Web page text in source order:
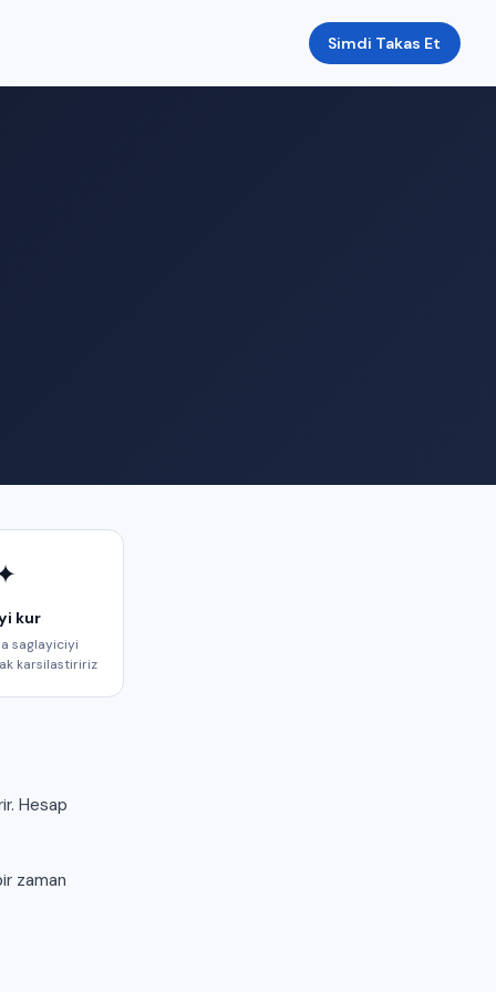
Simdi Takas Et
kur
saglayiciyi
karsilastiririz
Hesap
zaman